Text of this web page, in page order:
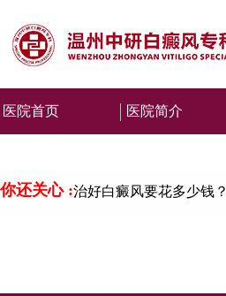
医院首页 医院简介
你还关心 :治好白癜风要花多少钱？